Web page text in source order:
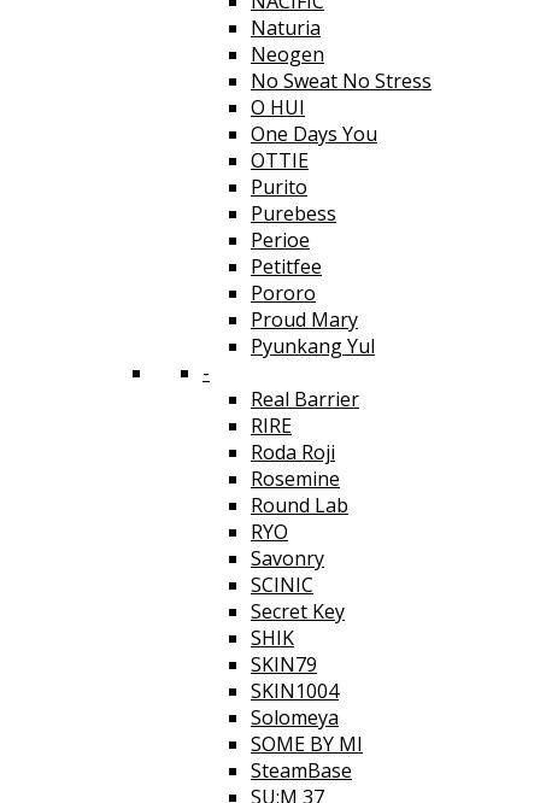
Naturia
Neogen
No Sweat No Stress
O HUI
One Days You
OTTIE
Purito
Purebess
Perioe
Petitfee
Pororo
Proud Mary
Pyunkang Yul
-
Real Barrier
RIRE
Roda Roji
Rosemine
Round Lab
RYO
Savonry
SCINIC
Secret Key
SHIK
SKIN79
SKIN1004
Solomeya
SOME BY MI
SteamBase
SU:M 37